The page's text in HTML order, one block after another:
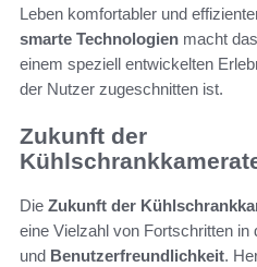
Leben komfortabler und
smarte Technologien macht
einem speziell entwickelten
der Nutzer zugeschnitten ist.
Zukunft der
Die Zukunft der
eine Vielzahl von Fortschritten
und Benutzerfreundlichkeit.